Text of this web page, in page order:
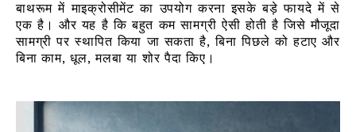
बाथरूम में माइक्रोसीमेंट का उपयोग करना इसके बड़े फायदे में से
एक है। और यह है कि बहुत कम सामग्री ऐसी होती है जिसे मौजूदा
सामग्री पर स्थापित किया जा सकता है, बिना पिछले को हटाए और
बिना काम, धूल, मलबा या शोर पैदा किए।